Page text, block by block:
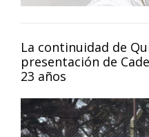
La continuidad de
presentación de
23 años